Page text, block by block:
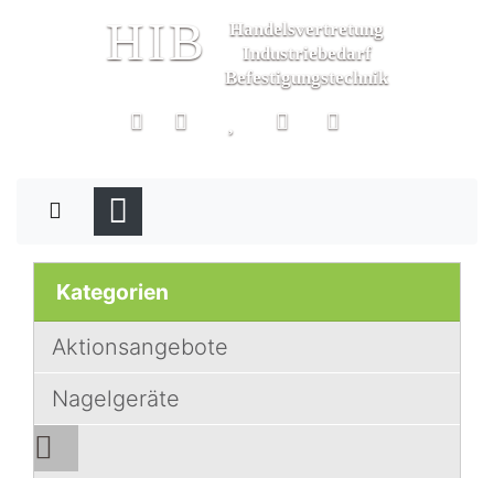
HIB
Handelsvertretung
Industriebedarf
Befestigungstechnik
Kategorien
Aktionsangebote
Nagelgeräte